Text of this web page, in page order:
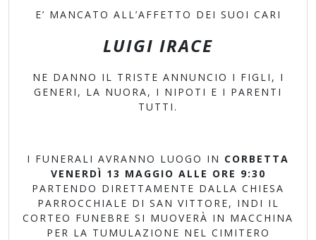
E’ MANCATO ALL’AFFETTO DEI SUOI CARI
LUIGI IRACE
NE DANNO IL TRISTE ANNUNCIO I FIGLI, I
GENERI, LA NUORA, I NIPOTI E I PARENTI
TUTTI.
I FUNERALI AVRANNO LUOGO IN CORBETTA
VENERDÌ 13 MAGGIO ALLE ORE 9:30
PARTENDO DIRETTAMENTE DALLA CHIESA
PARROCCHIALE DI SAN VITTORE, INDI IL
CORTEO FUNEBRE SI MUOVERÀ IN MACCHINA
PER LA TUMULAZIONE NEL CIMITERO